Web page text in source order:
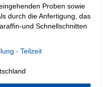
Proben sowie
durch die Anfertigung, das
und Schnellschnitten
- Teilzeit